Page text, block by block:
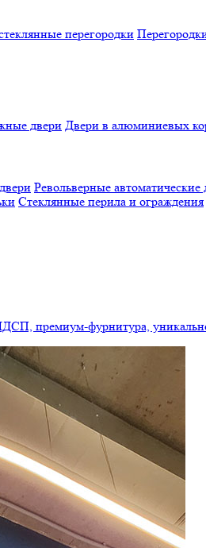
перегородки
двери Двери в алюминиевых
Револьверные автоматические
Стеклянные перила и ограждения
премиум-фурнитура,